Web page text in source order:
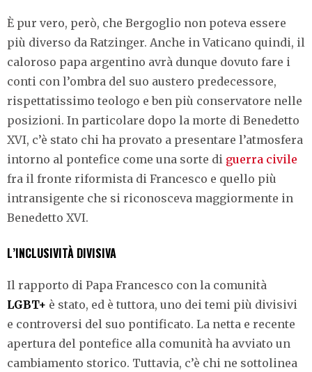
È pur vero, però, che Bergoglio non poteva essere
più diverso da Ratzinger. Anche in Vaticano quindi, il
caloroso papa argentino avrà dunque dovuto fare i
conti con l’ombra del suo austero predecessore,
rispettatissimo teologo e ben più conservatore nelle
posizioni. In particolare dopo la morte di Benedetto
XVI, c’è stato chi ha provato a presentare l’atmosfera
intorno al pontefice come una sorte di guerra civile
fra il fronte riformista di Francesco e quello più
intransigente che si riconosceva maggiormente in
Benedetto XVI.
L’INCLUSIVITÀ DIVISIVA
Il rapporto di Papa Francesco con la comunità
LGBT+ è stato, ed è tuttora, uno dei temi più divisivi
e controversi del suo pontificato. La netta e recente
apertura del pontefice alla comunità ha avviato un
cambiamento storico. Tuttavia, c’è chi ne sottolinea